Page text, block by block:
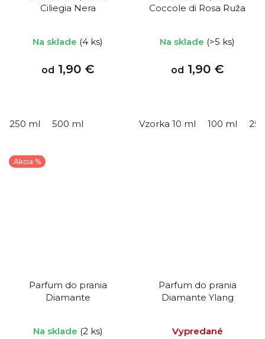
Ciliegia Nera
Na sklade (4 ks)
od 1,90 €
250 ml 500 ml
Coccole di Rosa Ruža
Na sklade (>5 ks)
od 1,90 €
Vzorka 10 ml 100 ml
Akcia %
Parfum do prania
Diamante
Na sklade (2 ks)
Parfum do prania
Diamante Ylang
Vypredané